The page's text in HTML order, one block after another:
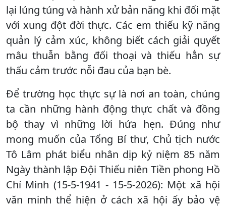
lại lúng túng và hành xử bản năng khi đối mặt
với xung đột đời thực. Các em thiếu kỹ năng
quản lý cảm xúc, không biết cách giải quyết
mâu thuẫn bằng đối thoại và thiếu hẳn sự
thấu cảm trước nỗi đau của bạn bè.
Để trường học thực sự là nơi an toàn, chúng
ta cần những hành động thực chất và đồng
bộ thay vì những lời hứa hẹn. Đúng như
mong muốn của Tổng Bí thư, Chủ tịch nước
Tô Lâm phát biểu nhân dịp kỷ niệm 85 năm
Ngày thành lập Đội Thiếu niên Tiền phong Hồ
Chí Minh (15-5-1941 - 15-5-2026): Một xã hội
văn minh thể hiện ở cách xã hội ấy bảo vệ